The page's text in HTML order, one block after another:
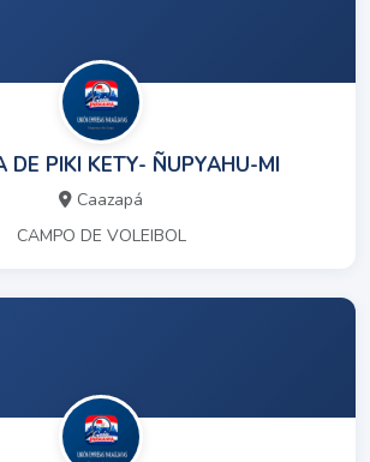
DE PIKI KETY- ÑUPYAHU-MI
Caazapá
CAMPO DE VOLEIBOL